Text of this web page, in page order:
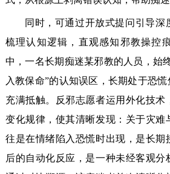
同时，可通过开放式提问引导深
梳理认知逻辑，直观感知邪教操控
中，一名长期痴迷某邪教的人员，始
入教保命”的认知误区，长期处于恐
充满抵触。反邪志愿者运用外化技术
变化规律，使其清晰发现：关于灾难
往是在情绪陷入恐慌时出现，是长期
后的自动化反应，是一种未经客观分